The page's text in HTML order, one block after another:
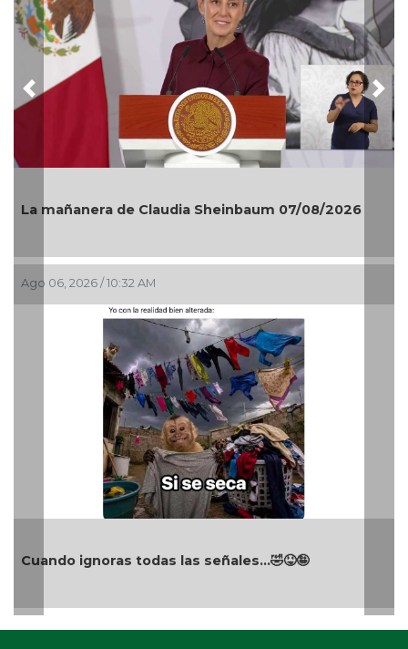
La mañanera de Claudia Sheinbaum 07/08/2026
Ago 06, 2026 / 10:32 AM
Cuando ignoras todas las señales…🤣😝🤪
Previous